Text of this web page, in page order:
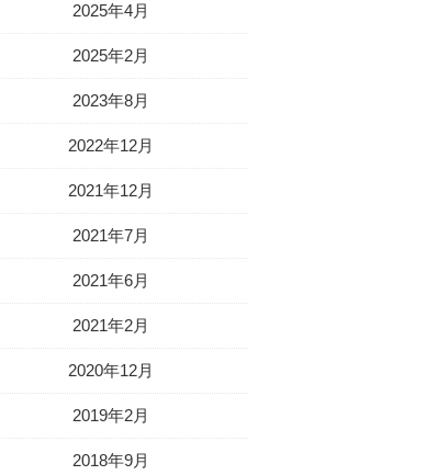
2025年4月
2025年2月
2023年8月
2022年12月
2021年12月
2021年7月
2021年6月
2021年2月
2020年12月
2019年2月
2018年9月